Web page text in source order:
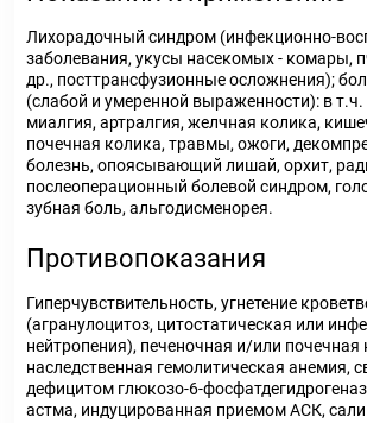
Лихорадочный синдром (инфекционно-
заболевания, укусы насекомых - комары,
др., посттрансфузионные осложнения);
(слабой и умеренной выраженности): в т.ч.
миалгия, артралгия, желчная колика,
почечная колика, травмы, ожоги,
болезнь, опоясывающий лишай, орхит,
послеоперационный болевой синдром,
зубная боль, альгодисменорея.
Противопоказания
Гиперчувствительность, угнетение
(агранулоцитоз, цитостатическая или
нейтропения), печеночная и/или почечная
наследственная гемолитическая анемия,
дефицитом глюкозо-6-
астма, индуцированная приемом АСК,